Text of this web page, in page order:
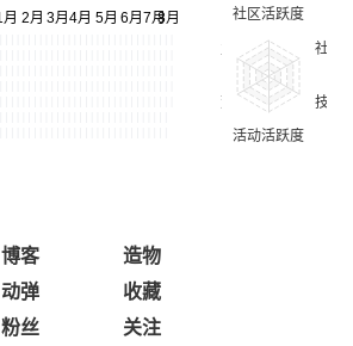
博客
造物
动弹
收藏
粉丝 关注